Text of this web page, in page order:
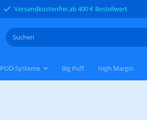
Versandkostenfrei ab 400 € Bestellwert
POD-Systeme Big Puff High Margin